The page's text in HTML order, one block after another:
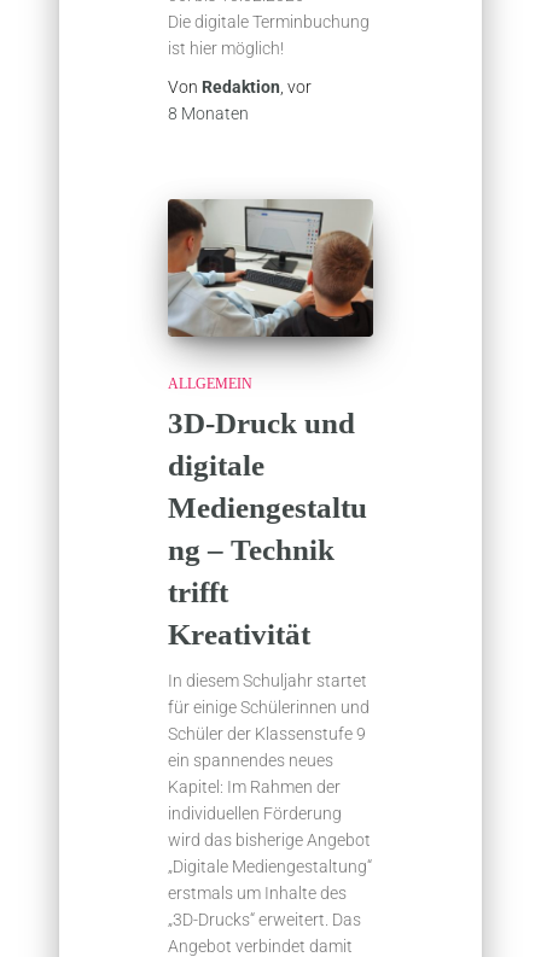
Die digitale Terminbuchung
ist hier möglich!
Von Redaktion, vor
8 Monaten
ALLGEMEIN
3D-Druck und
digitale
Mediengestaltu
ng – Technik
trifft
Kreativität
In diesem Schuljahr startet
für einige Schülerinnen und
Schüler der Klassenstufe 9
ein spannendes neues
Kapitel: Im Rahmen der
individuellen Förderung
wird das bisherige Angebot
„Digitale Mediengestaltung“
erstmals um Inhalte des
„3D-Drucks“ erweitert. Das
Angebot verbindet damit